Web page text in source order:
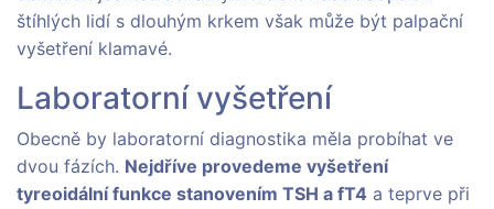
štíhlých lidí s dlouhým krkem však může být palpační
vyšetření klamavé.
Laboratorní vyšetření
Obecně by laboratorní diagnostika měla probíhat ve
dvou fázích. Nejdříve provedeme vyšetření
tyreoidální funkce stanovením TSH a fT4 a teprve při